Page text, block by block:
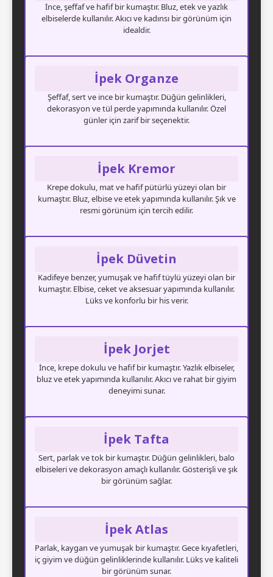
İnce, şeffaf ve hafif bir kumaştır. Bluz, etek ve yazlık
elbiselerde kullanılır. Akıcı ve kadınsı bir görünüm için
idealdir.
İpek Organze
Şeffaf, sert ve ince bir kumaştır. Düğün gelinlikleri,
dekorasyon ve tül perde yapımında kullanılır. Özel
günler için zarif bir seçenektir.
İpek Kremor
Krepe dokulu, mat ve hafif pütürlü yüzeyi olan bir
kumaştır. Bluz, elbise ve etek yapımında kullanılır. Şık ve
resmi görünüm için tercih edilir.
İpek Düvetin
Kadifeye benzer, yumuşak ve hafif tüylü yüzeyi olan bir
kumaştır. Elbise, ceket ve aksesuar yapımında kullanılır.
Lüks ve konforlu bir his verir.
İpek Jorjet
İnce, krepe dokulu ve hafif bir kumaştır. Yazlık elbiseler,
bluz ve etek yapımında kullanılır. Akıcı ve rahat bir giyim
deneyimi sunar.
İpek Tafta
Sert, parlak ve tok bir kumaştır. Düğün gelinlikleri, balo
elbiseleri ve dekorasyon amaçlı kullanılır. Gösterişli ve şık
bir görünüm sağlar.
İpek Atlas
Parlak, kaygan ve yumuşak bir kumaştır. Gece kıyafetleri,
iç giyim ve düğün gelinliklerinde kullanılır. Lüks ve kaliteli
bir görünüm sunar.